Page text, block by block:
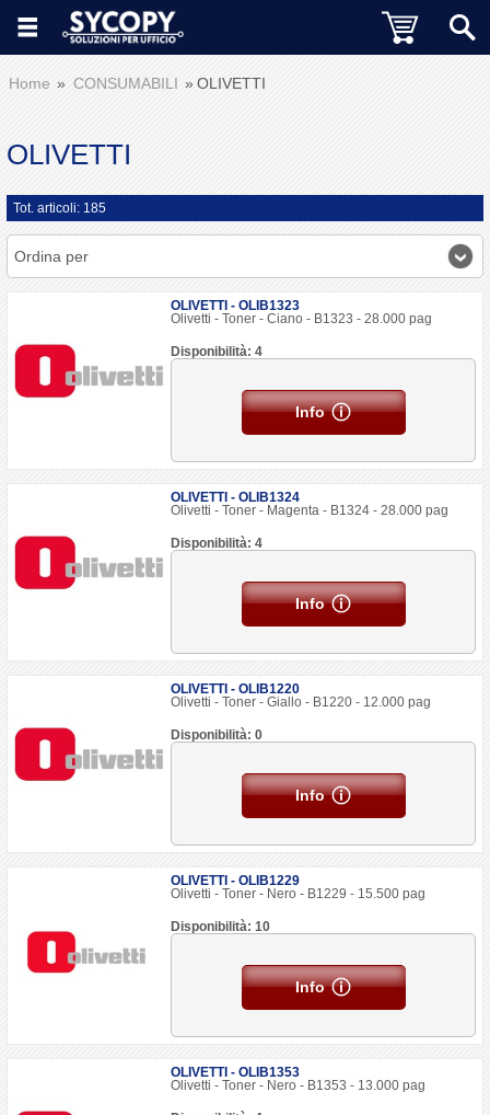
Home CONSUMABILI OLIVETTI
OLIVETTI
Tot. articoli: 185
Ordina per
OLIVETTI - OLIB1323
Olivetti - Toner - Ciano - B1323 - 28.000 pag
Disponibilità: 4
Info
OLIVETTI - OLIB1324
Olivetti - Toner - Magenta - B1324 - 28.000 pag
Disponibilità: 4
Info
OLIVETTI - OLIB1220
Olivetti - Toner - Giallo - B1220 - 12.000 pag
Disponibilità: 0
Info
OLIVETTI - OLIB1229
Olivetti - Toner - Nero - B1229 - 15.500 pag
Disponibilità: 10
Info
OLIVETTI - OLIB1353
Olivetti - Toner - Nero - B1353 - 13.000 pag